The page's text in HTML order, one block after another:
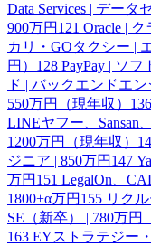
Data Services | データ
900万円 121 Oracle |
カリ・GOタクシー |
円） 128 PayPay | ソ
ド | バックエンドエン
550万円（現年収） 136
LINEヤフー、Sansan
1200万円（現年収）
ジニア | 850万円 147
万円 151 LegalOn、
1800+α万円 155 リク
SE（新卒） | 780万円
163 EYストラテジー